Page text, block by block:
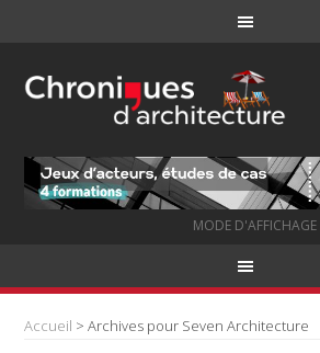
MODE D'AFFICHAGE
Accueil > Archives pour Seven Architecture